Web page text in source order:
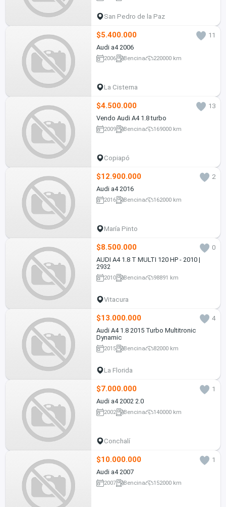
San Pedro de la Paz
$5.400.000
11
Audi a4 2006
2006 Bencina 220000 km
La Cisterna
$4.500.000
13
Vendo Audi A4 1.8 turbo
2009 Bencina 169000 km
Copiapó
$12.900.000
2
Audi a4 2016
2016 Bencina 162000 km
María Pinto
$8.500.000
0
AUDI A4 1.8 T MULTI 120 HP - 2010 |
2932
2010 Bencina 98891 km
Vitacura
$13.000.000
4
Audi A4 1.8 2015 Turbo Multitronic
Dynamic
2015 Bencina 82000 km
La Florida
$7.000.000
1
Audi a4 2002 2.0
2002 Bencina 140000 km
Conchalí
$10.000.000
1
Audi a4 2007
2007 Bencina 152000 km